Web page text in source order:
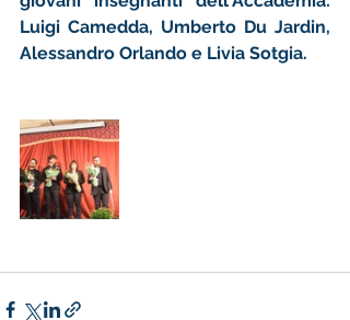
Luigi Camedda, Umberto Du Jardin,
Alessandro Orlando e Livia Sotgia.